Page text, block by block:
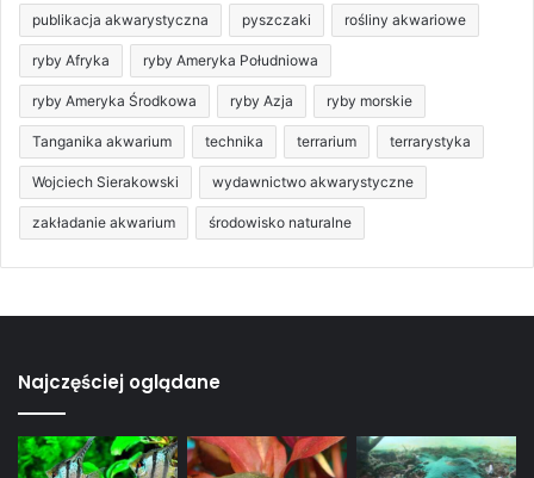
publikacja akwarystyczna pyszczaki rośliny akwariowe
ryby Afryka ryby Ameryka Południowa
ryby Ameryka Środkowa ryby Azja ryby morskie
Tanganika akwarium technika terrarium terrarystyka
Wojciech Sierakowski wydawnictwo akwarystyczne
zakładanie akwarium środowisko naturalne
Najczęściej oglądane